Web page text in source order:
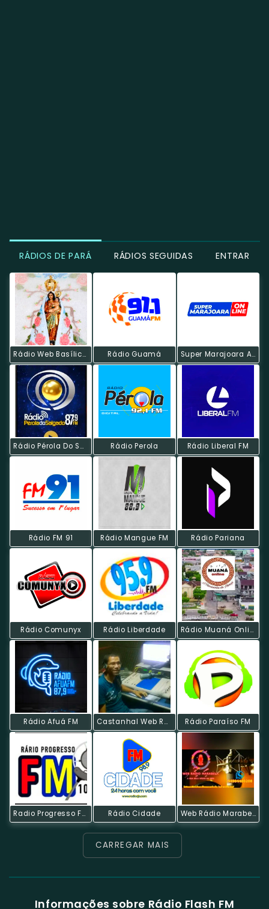
RÁDIOS DE PARÁ RÁDIOS SEGUIDAS ENTRAR
Rádio Web Basílica De Nazaré Rádio Guamá Super Marajoara AM KHz
Rádio Pérola Do Salgado Rádio Perola Rádio Liberal FM
Rádio FM 91 Rádio Mangue FM Rádio Pariana
Rádio Comunyx Rádio Liberdade Rádio Muaná Online
Rádio Afuá FM Castanhal Web Radio Rádio Paraíso FM
Radio Progresso Fm Rádio Cidade Web Rádio Marabela
CARREGAR MAIS
Informações sobre Rádio Flash FM